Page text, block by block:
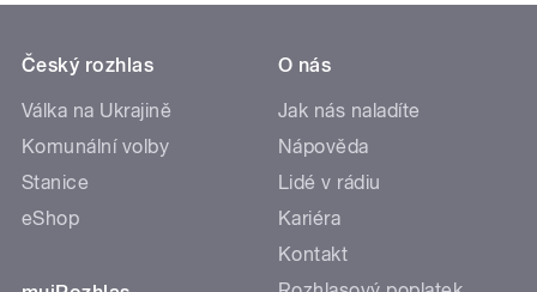
Český rozhlas
Válka na Ukrajině
Komunální volby
Stanice
eShop
O nás
Jak nás naladíte
Nápověda
Lidé v rádiu
Kariéra
Kontakt